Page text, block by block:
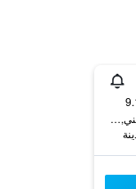
Paralia Gerakinis, جراكيني, اليونان